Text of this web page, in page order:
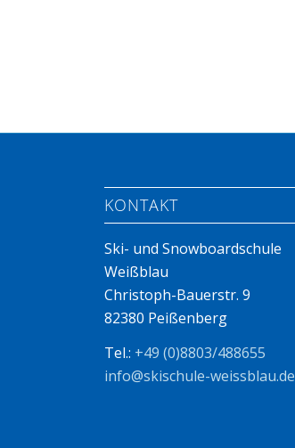
KONTAKT
Ski- und Snowboardschule
Weißblau
Christoph-Bauerstr. 9
82380 Peißenberg
Tel.: +49 (0)8803/488655
info@skischule-weissblau.de